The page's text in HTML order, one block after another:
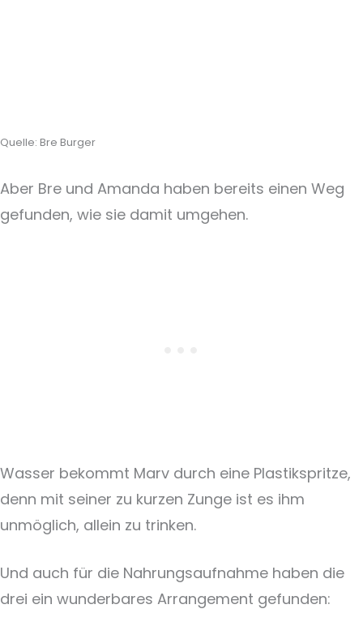
Quelle: Bre Burger
Aber Bre und Amanda haben bereits einen Weg
gefunden, wie sie damit umgehen.
Wasser bekommt Marv durch eine Plastikspritze,
denn mit seiner zu kurzen Zunge ist es ihm
unmöglich, allein zu trinken.
Und auch für die Nahrungsaufnahme haben die
drei ein wunderbares Arrangement gefunden: